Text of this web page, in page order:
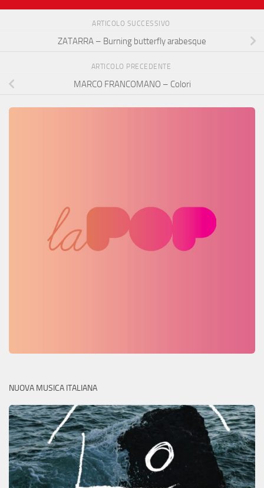
ARTICOLO SUCCESSIVO
ZATARRA – Burning butterfly arabesque
ARTICOLO PRECEDENTE
MARCO FRANCOMANO – Colori
NUOVA MUSICA ITALIANA